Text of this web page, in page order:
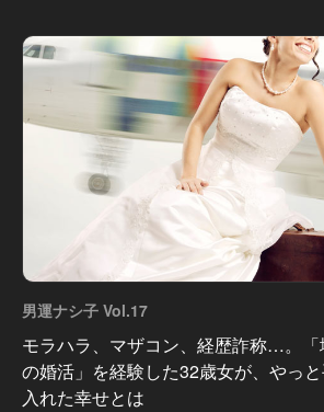
男運ナシ子 Vol.17
モラハラ、マザコン、経歴詐称…。「
の婚活」を経験した32歳女が、やっ
入れた幸せとは